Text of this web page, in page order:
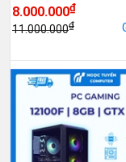
8.000.000₫
11.000.000₫